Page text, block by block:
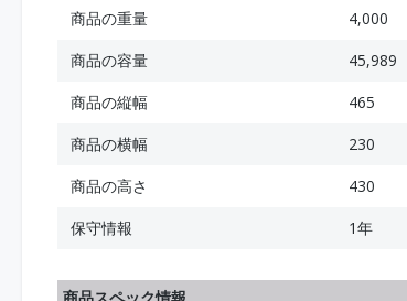
商品の重量
4,000
商品の容量
45,989
商品の縦幅
465
商品の横幅
230
商品の高さ
430
保守情報
1年